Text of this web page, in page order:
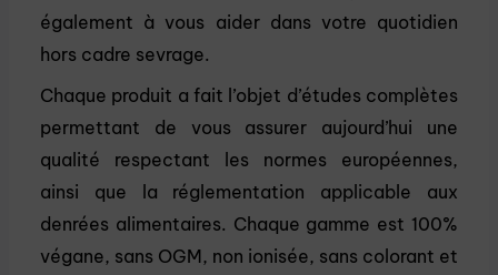
également à vous aider dans votre quotidien
hors cadre sevrage.
Chaque produit a fait l’objet d’études complètes
permettant de vous assurer aujourd’hui une
qualité respectant les normes européennes,
ainsi que la réglementation applicable aux
denrées alimentaires. Chaque gamme est 100%
végane, sans OGM, non ionisée, sans colorant et